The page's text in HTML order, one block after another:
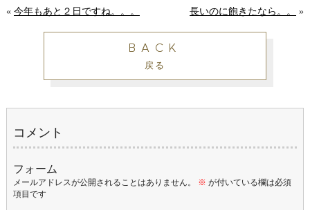
« 今年もあと２日ですね。。。 長いのに飽きたなら。。 »
BACK
戻る
コメント
フォーム
メールアドレスが公開されることはありません。 ※ が付いている欄は必須
項目です